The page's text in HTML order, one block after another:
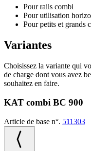
Pour rails combi
Pour utilisation
Pour petits et grands
Variantes
Choisissez la variante qui
de charge dont vous avez
souhaitez en faire.
KAT combi BC 900
Article de base n°. 511303